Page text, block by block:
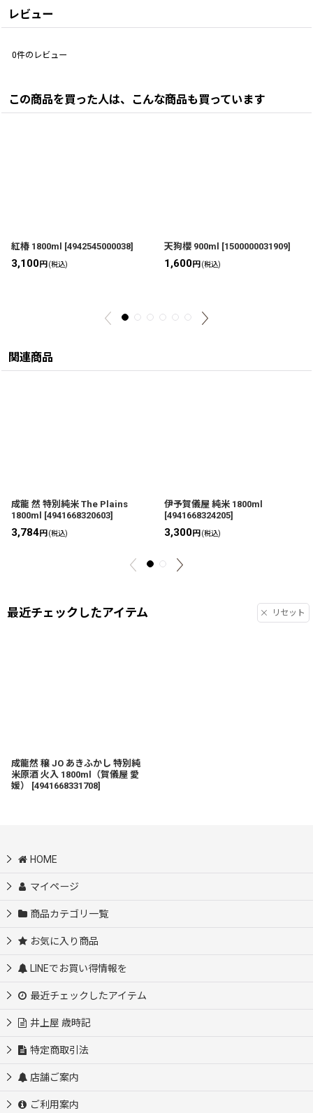
レビュー
0件のレビュー
この商品を買った人は、こんな商品も買っています
紅椿 1800ml [4942545000038]
3,100円 (税込)
天狗櫻 900ml [1500000031909]
1,600円 (税込)
関連商品
成龍 然 特別純米 The Plains
1800ml
[4941668320603]
3,784円 (税込)
伊予賀儀屋 純米 1800ml
[4941668324205]
3,300円 (税込)
最近チェックしたアイテム リセット
成龍然 穣 JO あきふかし 特別純
米原酒 火入 1800ml（賀儀屋 愛
媛）
[4941668331708]
HOME
マイページ
商品カテゴリ一覧
お気に入り商品
LINEでお買い得情報を
最近チェックしたアイテム
井上屋 歳時記
特定商取引法
店舗ご案内
ご利用案内